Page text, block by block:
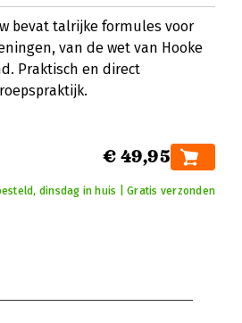
bevat talrijke formules voor
van de wet van Hooke
Praktisch en direct
€ 49,95
dinsdag in huis | Gratis verzonden